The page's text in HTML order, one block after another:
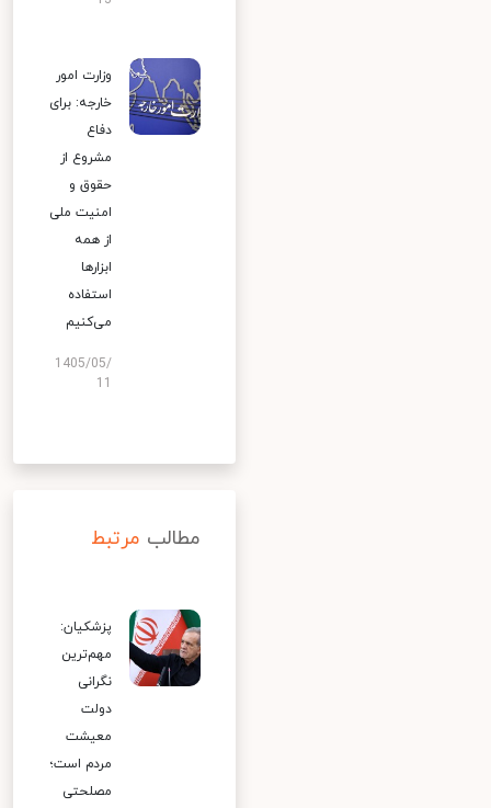
وزارت امور
خارجه: برای
دفاع
مشروع از
حقوق و
امنیت ملی
از همه
ابزارها
استفاده
می‌کنیم
1405/05/
مطالب مرتبط
پزشکیان:
مهم‌ترین
نگرانی
دولت
معیشت
مردم است؛
مصلحتی